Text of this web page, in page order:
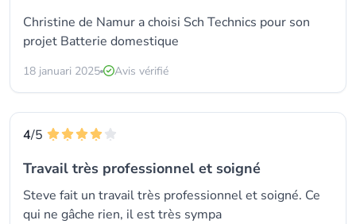
Christine de Namur a choisi Sch Technics pour son
projet Batterie domestique
18 januari 2025 Avis vérifié
4/5
Travail très professionnel et soigné
Steve fait un travail très professionnel et soigné. Ce
qui ne gâche rien, il est très sympa